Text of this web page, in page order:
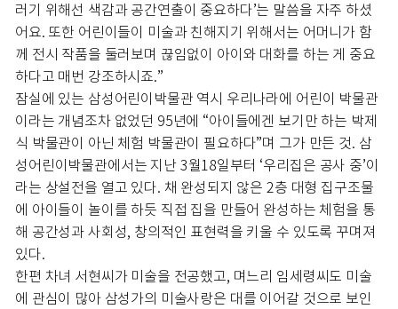
러기 위해선 색감과 공간연출이 중요하다’는 말씀을 자주 하셨
어요. 또한 어린이들이 미술과 친해지기 위해서는 어머니가 함
께 전시 작품을 둘러보며 끊임없이 아이와 대화를 하는 게 중요
하다고 매번 강조하시죠.”
잠실에 있는 삼성어린이박물관 역시 우리나라에 어린이 박물관
이라는 개념조차 없었던 95년에 “아이들에겐 보기만 하는 박제
식 박물관이 아닌 체험 박물관이 필요하다”며 그가 만든 것. 삼
성어린이박물관에서는 지난 3월18일부터 ‘우리집은 공사 중’이
라는 상설전을 열고 있다. 채 완성되지 않은 2층 대형 집구조물
에 아이들이 놀이를 하듯 직접 집을 만들어 완성하는 체험을 통
해 공간성과 사회성, 창의적인 표현력을 키울 수 있도록 꾸며져
있다.
한편 차녀 서현씨가 미술을 전공했고, 며느리 임세령씨도 미술
에 관심이 많아 삼성가의 미술사랑은 대를 이어갈 것으로 보인